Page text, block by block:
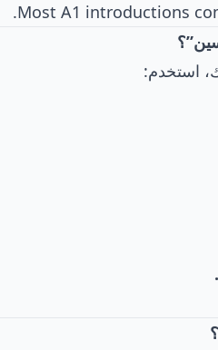
Most A1 introductions
استخدم: